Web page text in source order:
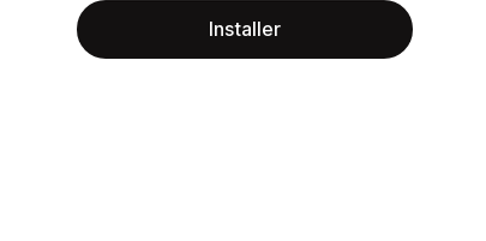
Installer